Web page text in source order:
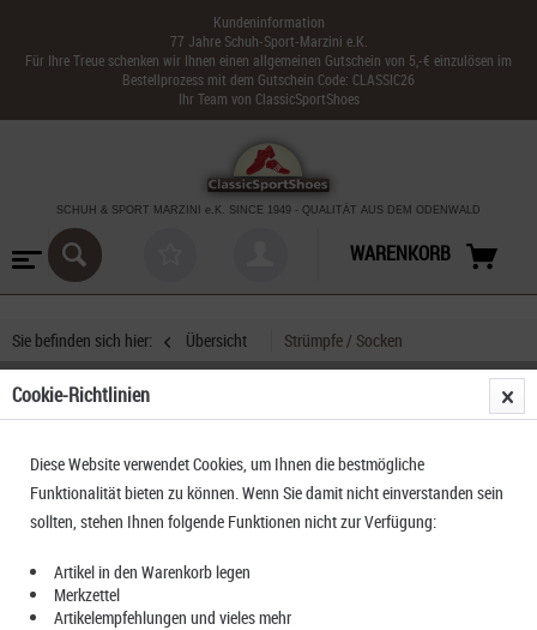
Kundeninformation
77 Jahre Schuh-Sport-Marzini e.K.
Für Ihre Treue schenken wir Ihnen einen allgemeinen Gutschein von 5,-€ einzulösen im
Bestellprozess mit dem Gutschein Code: CLASSIC26
Ihr Team von ClassicSportShoes
SCHUH & SPORT MARZINI e.K. SINCE 1949 - QUALITÄT AUS DEM ODENWALD
WARENKORB
Sie befinden sich hier: Übersicht Strümpfe / Socken
Cookie-Richtlinien
Diese Website verwendet Cookies, um Ihnen die bestmögliche
Funktionalität bieten zu können. Wenn Sie damit nicht einverstanden sein
sollten, stehen Ihnen folgende Funktionen nicht zur Verfügung:
Artikel in den Warenkorb legen
Merkzettel
Artikelempfehlungen und vieles mehr